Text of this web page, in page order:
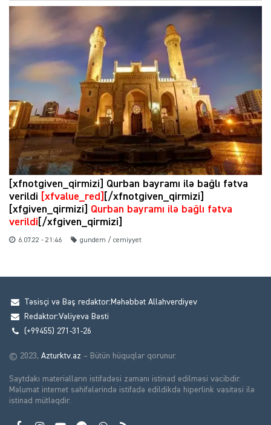
[xfnotgiven_qirmizi] Qurban bayramı ilə bağlı fətva
verildi
[xfvalue_red]
[/xfnotgiven_qirmizi]
[xfgiven_qirmizi] Qurban bayramı ilə bağlı fətva
verildi [/xfgiven_qirmizi]
6.07.22 - 21:46 gundem / cemiyyet
Təsisçi və Baş redaktor:Məhəbbət Allahverdiyev
Redaktor:Vəliyeva Bəsti
(+99455) 271-31-26
© 2023, Azturktv.az – Bütün hüquqlar qorunur.
Saytdakı materialların istifadəsi zamanı istinad edilməsi vacibdir.
Məlumat internet səhifələrində istifadə edildikdə hiperlink vasitəsi ilə
istinad mütləqdir.